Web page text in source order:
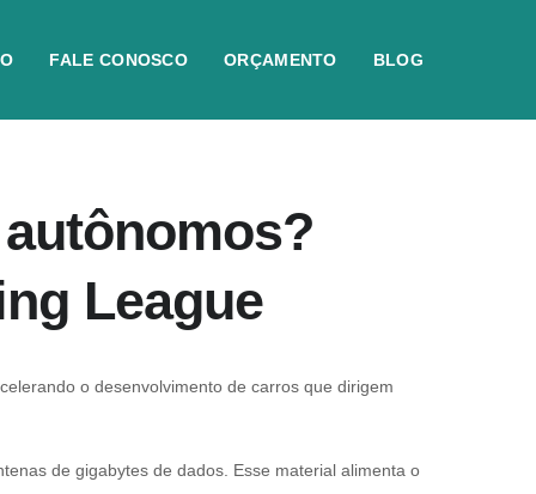
FALE CONOSCO ORÇAMENTO BLOG
League
o desenvolvimento de carros que dirigem
de gigabytes de dados. Esse material alimenta o